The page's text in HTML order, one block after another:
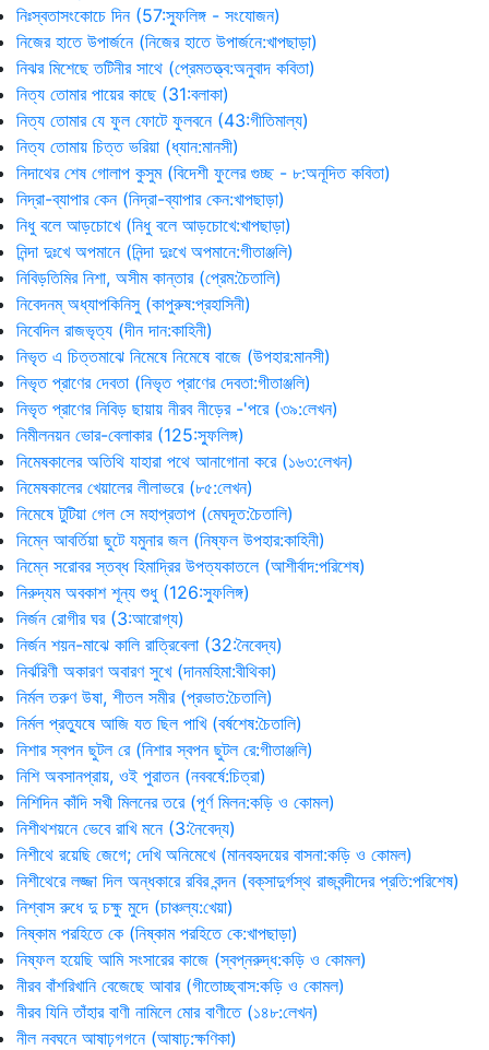
নিঃস্বতাসংকোচে দিন (57:স্ফুলিঙ্গ - সংযোজন)
নিজের হাতে উপার্জনে (নিজের হাতে উপার্জনে:খাপছাড়া)
নিঝর মিশেছে তটিনীর সাথে (প্রেমতত্ত্ব:অনুবাদ কবিতা)
নিত্য তোমার পায়ের কাছে (31:বলাকা)
নিত্য তোমার যে ফুল ফোটে ফুলবনে (43:গীতিমাল্য)
নিত্য তোমায় চিত্ত ভরিয়া (ধ্যান:মানসী)
নিদাথের শেষ গোলাপ কুসুম (বিদেশী ফুলের গুচ্ছ - ৮:অনূদিত কবিতা)
নিদ্রা-ব্যাপার কেন (নিদ্রা-ব্যাপার কেন:খাপছাড়া)
নিধু বলে আড়চোখে (নিধু বলে আড়চোখে:খাপছাড়া)
নিন্দা দুঃখে অপমানে (নিন্দা দুঃখে অপমানে:গীতাঞ্জলি)
নিবিড়তিমির নিশা, অসীম কান্তার (প্রেম:চৈতালি)
নিবেদনম্‌ অধ্যাপকিনিসু (কাপুরুষ:প্রহাসিনী)
নিবেদিল রাজভৃত্য (দীন দান:কাহিনী)
নিভৃত এ চিত্তমাঝে নিমেষে নিমেষে বাজে (উপহার:মানসী)
নিভৃত প্রাণের দেবতা (নিভৃত প্রাণের দেবতা:গীতাঞ্জলি)
নিভৃত প্রাণের নিবিড় ছায়ায় নীরব নীড়ের -'পরে (৩৯:লেখন)
নিমীলনয়ন ভোর-বেলাকার (125:স্ফুলিঙ্গ)
নিমেষকালের অতিথি যাহারা পথে আনাগোনা করে (১৬৩:লেখন)
নিমেষকালের খেয়ালের লীলাভরে (৮৫:লেখন)
নিমেষে টুটিয়া গেল সে মহাপ্রতাপ (মেঘদূত:চৈতালি)
নিম্নে আবর্তিয়া ছুটে যমুনার জল (নিষ্ফল উপহার:কাহিনী)
নিম্নে সরোবর স্তব্ধ হিমাদ্রির উপত্যকাতলে (আশীর্বাদ:পরিশেষ)
নিরুদ্যম অবকাশ শূন্য শুধু (126:স্ফুলিঙ্গ)
নির্জন রোগীর ঘর (3:আরোগ্য)
নির্জন শয়ন-মাঝে কালি রাত্রিবেলা (32:নৈবেদ্য)
নির্ঝরিণী অকারণ অবারণ সুখে (দানমহিমা:বীথিকা)
নির্মল তরুণ উষা, শীতল সমীর (প্রভাত:চৈতালি)
নির্মল প্রত্যুষে আজি যত ছিল পাখি (বর্ষশেষ:চৈতালি)
নিশার স্বপন ছুটল রে (নিশার স্বপন ছুটল রে:গীতাঞ্জলি)
নিশি অবসানপ্রায়, ওই পুরাতন (নববর্ষে:চিত্রা)
নিশিদিন কাঁদি সখী মিলনের তরে (পূর্ণ মিলন:কড়ি ও কোমল)
নিশীথশয়নে ভেবে রাখি মনে (3:নৈবেদ্য)
নিশীথে রয়েছি জেগে; দেখি অনিমেখে (মানবহৃদয়ের বাসনা:কড়ি ও কোমল)
নিশীথেরে লজ্জা দিল অন্ধকারে রবির বন্দন (বক্‌সাদুর্গস্থ রাজবন্দীদের প্রতি:পরিশেষ)
নিশ্বাস রুধে দু চক্ষু মুদে (চাঞ্চল্য:খেয়া)
নিষ্কাম পরহিতে কে (নিষ্কাম পরহিতে কে:খাপছাড়া)
নিষ্ফল হয়েছি আমি সংসারের কাজে (স্বপ্নরুদ্ধ:কড়ি ও কোমল)
নীরব বাঁশরিখানি বেজেছে আবার (গীতোচ্ছ্বাস:কড়ি ও কোমল)
নীরব যিনি তাঁহার বাণী নামিলে মোর বাণীতে (১৪৮:লেখন)
নীল নবঘনে আষাঢ়গগনে (আষাঢ়:ক্ষণিকা)